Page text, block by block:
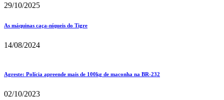
29/10/2025
As máquinas caça-níqueis do Tigre
14/08/2024
Agreste: Polícia apreende mais de 100kg de maconha na BR-232
02/10/2023